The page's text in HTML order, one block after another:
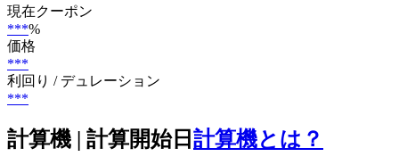
現在クーポン
***%
価格
***
利回り / デュレーション
***
計算機 | 計算開始日 計算機とは？